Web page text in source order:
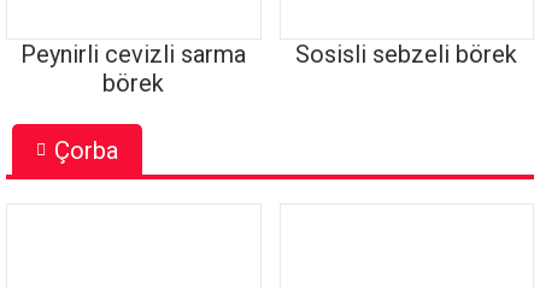
Peynirli cevizli sarma
börek
Sosisli sebzeli börek
Çorba